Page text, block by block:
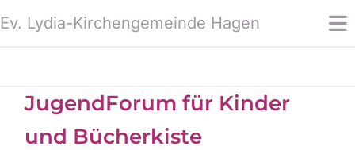
Ev. Lydia-Kirchengemeinde Hagen
JugendForum für Kinder
und Bücherkiste